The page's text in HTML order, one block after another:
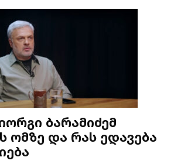
ბარამიძემ
ომზე და რას ედავება